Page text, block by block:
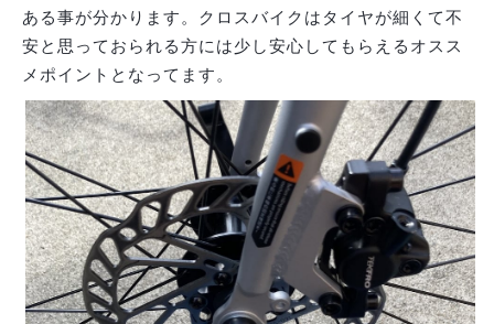
ある事が分かります。クロスバイクはタイヤが細くて不
安と思っておられる方には少し安心してもらえるオスス
メポイントとなってます。